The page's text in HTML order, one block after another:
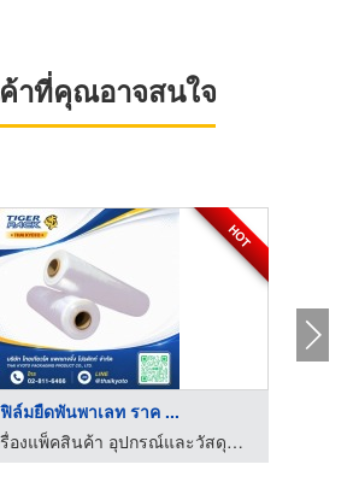
าที่คุณอาจสนใจ
HOT
ฟิล์มยืดพันพาเลท ราค ...
จำหน่ายเครื่องแพ็คสินค้า อุปกรณ์และวัสดุสำหรับงานหีบห่อสินค้า